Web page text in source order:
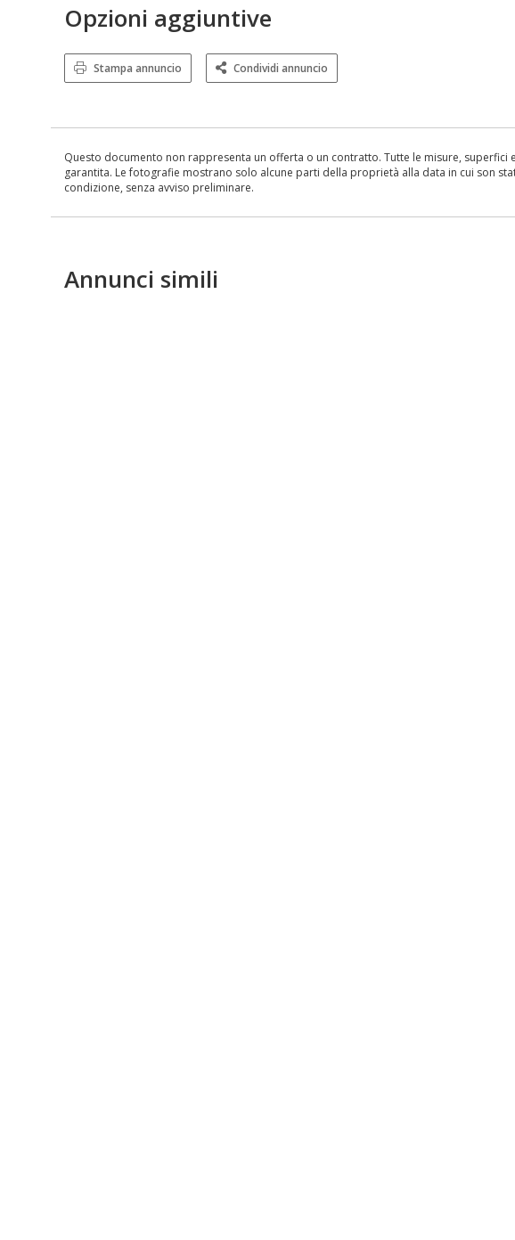
Opzioni aggiuntive
Stampa annuncio Condividi annuncio
Questo documento non rappresenta un offerta o un contratto. Tutte le misure,
garantita. Le fotografie mostrano solo alcune parti della proprietà alla data in cui son
condizione, senza avviso preliminare.
Annunci simili